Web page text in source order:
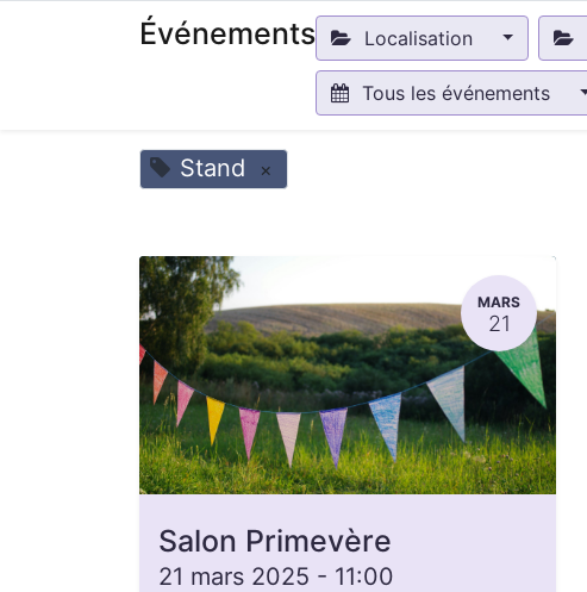
Événements Localisation
Tous les événements
Stand ×
MARS
21
Salon Primevère
21 mars 2025 - 11:00